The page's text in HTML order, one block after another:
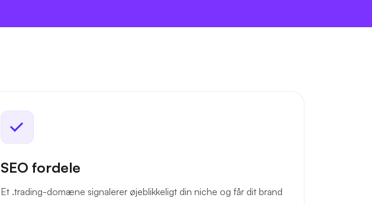
SEO fordele
Et .trading-domæne signalerer øjeblikkeligt din niche og får dit brand